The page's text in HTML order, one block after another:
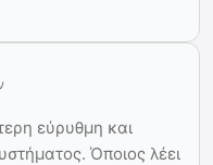
εύρυθμη και
Όποιος λέει